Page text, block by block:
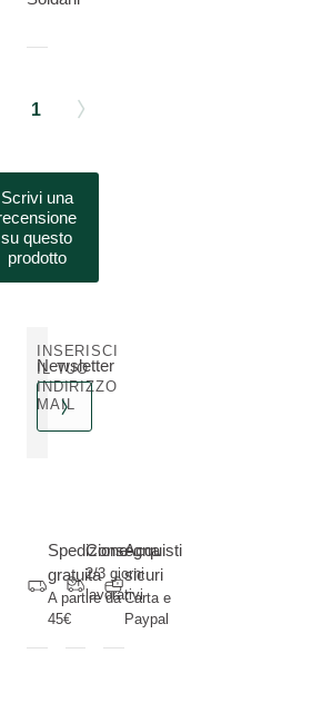
1
Scrivi una
su questo
prodotto
Newsletter
INSERISCI
IL TUO
INDIRIZZO
MAIL
Spedizione
gratuita
A partire da
45€
Consegna
2/3 giorni
lavorativi
Acquisti
sicuri
Carta e
Paypal